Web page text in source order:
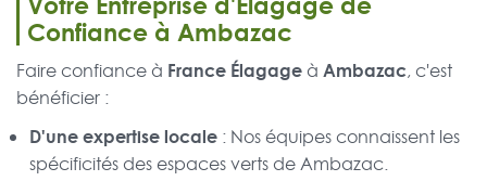
Confiance à Ambazac
Faire confiance à France Élagageà Ambazac, c'est
bénéficier :
D'une expertise locale : Nos équipes connaissent les
spécificités des espaces verts de Ambazac.